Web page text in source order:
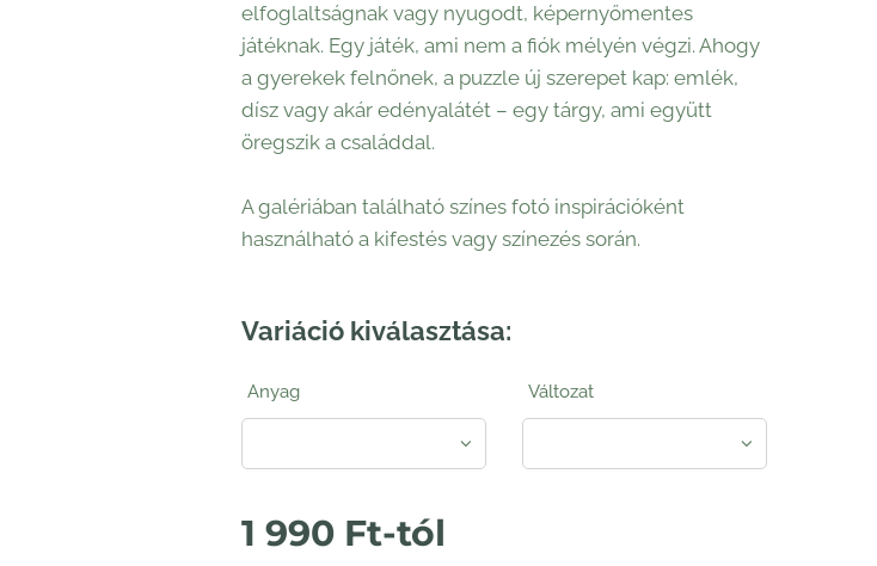
elfoglaltságnak vagy nyugodt, képernyőmentes
játéknak. Egy játék, ami nem a fiók mélyén végzi. Ahogy
a gyerekek felnőnek, a puzzle új szerepet kap: emlék,
dísz vagy akár edényalátét – egy tárgy, ami együtt
öregszik a családdal.
A galériában található színes fotó inspirációként
használható a kifestés vagy színezés során.
Variáció kiválasztása:
Anyag Változat
1 990 Ft-tól